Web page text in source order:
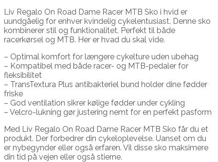
Liv Regalo On Road Dame Racer MTB Sko i hvid er
uundgåelig for enhver kvindelig cykelentusiast. Denne sko
kombinerer stil og funktionalitet. Perfekt til både
racerkørsel og MTB. Her er hvad du skal vide.
– Optimal komfort for længere cykelture uden ubehag
– Kompatibel med både racer- og MTB-pedaler for
fleksibilitet
– TransTextura Plus antibakteriel bund holder dine fødder
friske
– God ventilation sikrer kølige fødder under cykling
– Velcro-lukning gør justering nemt for en perfekt pasform
Med Liv Regalo On Road Dame Racer MTB Sko får du et
produkt. Der forbedrer din cykeloplevelse. Uanset om du
er nybegynder eller også erfaren. Vil disse sko maksimere
din tid på vejen eller også stierne.